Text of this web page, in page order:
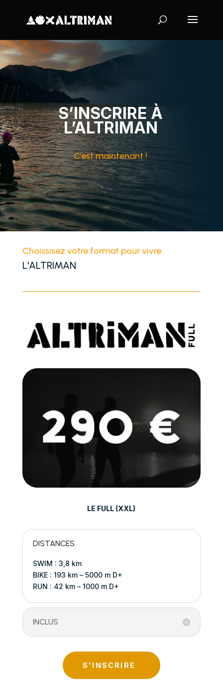
S’INSCRIRE À
L’ALTRIMAN
C’est maintenant !
Choissisez votre format pour vivre
L'ALTRIMAN
LE FULL (XXL)
DISTANCES
SWIM : 3,8 km
BIKE : 193 km – 5000 m D+
RUN : 42 km – 1000 m D+
INCLUS
S'INSCRIRE